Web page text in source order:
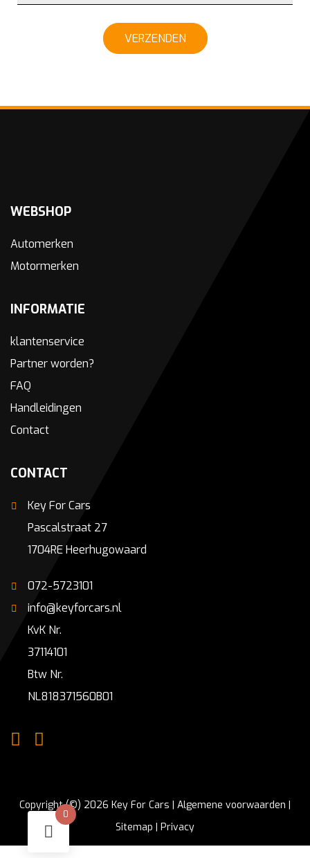
VERZENDEN
WEBSHOP
Automerken
Motormerken
INFORMATIE
klantenservice
Partner worden?
FAQ
Handleidingen
Contact
CONTACT
Key For Cars
Pascalstraat 27
1704RE Heerhugowaard
072-5723101
info@keyforcars.nl
KvK Nr.
37114101
Btw Nr.
NL818371560B01
Copyright (©) 2026 Key For Cars | Algemene voorwaarden
Sitemap
Privacy
0